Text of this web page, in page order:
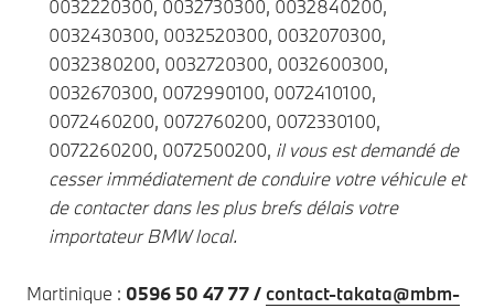
0032220300, 0032730300, 0032840200,
0032430300, 0032520300, 0032070300,
0032380200, 0032720300, 0032600300,
0032670300, 0072990100, 0072410100,
0072460200, 0072760200, 0072330100,
0072260200, 0072500200, il vous est demandé de
cesser immédiatement de conduire votre véhicule et
de contacter dans les plus brefs délais votre
importateur BMW local.
Martinique : 0596 50 47 77 /contact-takata@mbm-